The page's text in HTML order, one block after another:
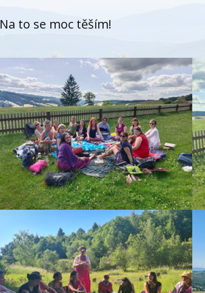
Na to se moc těším!